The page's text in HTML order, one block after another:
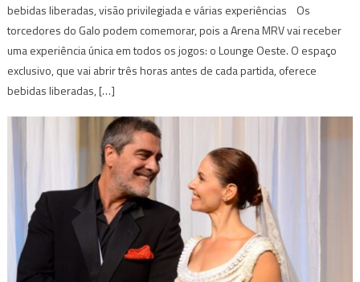
bebidas liberadas, visão privilegiada e várias experiências Os
torcedores do Galo podem comemorar, pois a Arena MRV vai receber
uma experiência única em todos os jogos: o Lounge Oeste. O espaço
exclusivo, que vai abrir três horas antes de cada partida, oferece
bebidas liberadas, […]